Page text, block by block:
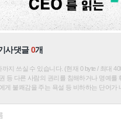
사댓글0개
까지 쓰실 수 있습니다. (현재 0 byte / 최대
등 다른 사람의 권리를 침해하거나 명예를
게 불쾌감을 주는 욕설 등 비하하는 단어